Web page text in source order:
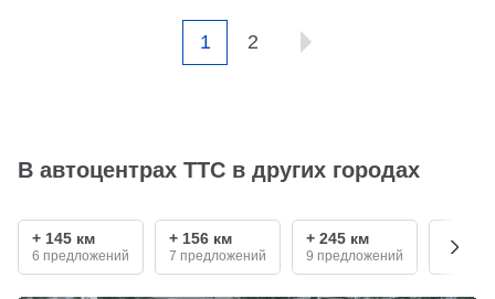
1 2
В автоцентрах ТТС в других городах
+ 145 км
6 предложений
+ 156 км
7 предложений
+ 245 км
9 предложений
+ 380
2